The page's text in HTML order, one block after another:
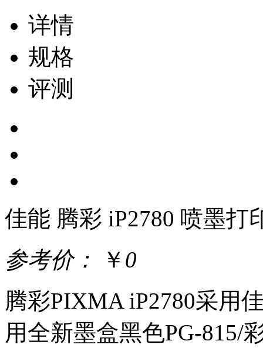
详情
规格
评测
佳能 腾彩 iP2780 喷墨打
参考价：
￥ 0
腾彩PIXMA iP2780采用
用全新墨盒黑色PG-815/